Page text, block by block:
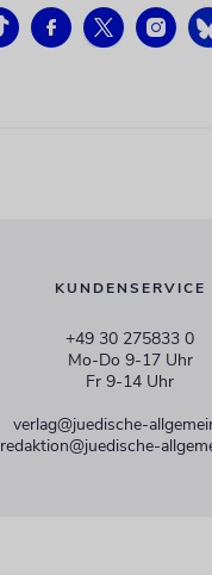
KUNDENSERVICE
+49 30 275833 0
Mo-Do 9-17 Uhr
Fr 9-14 Uhr
verlag@juedische-
redaktion@juedische-